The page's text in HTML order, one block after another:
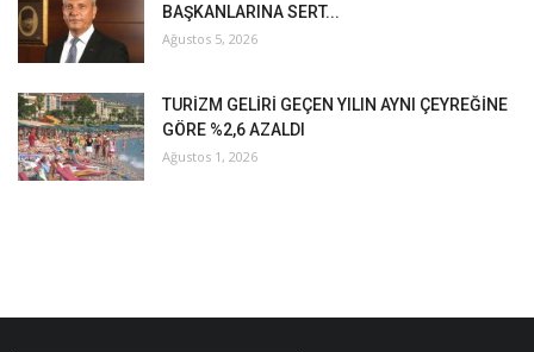
BAŞKANLARINA SERT...
Ağustos 5, 2026
TURİZM GELİRİ GEÇEN YILIN AYNI ÇEYREĞİNE
GÖRE %2,6 AZALDI
Ağustos 1, 2026